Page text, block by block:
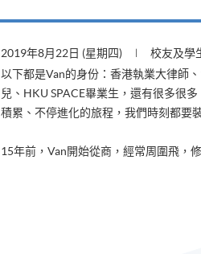
2019年8月22日 (星期四) 校友及學
以下都是Van的身份：香港執業大律師
兒、HKU SPACE畢業生，還有很多很
積累、不停進化的旅程，我們時刻都要
15年前，Van開始從商，經常周圍飛，